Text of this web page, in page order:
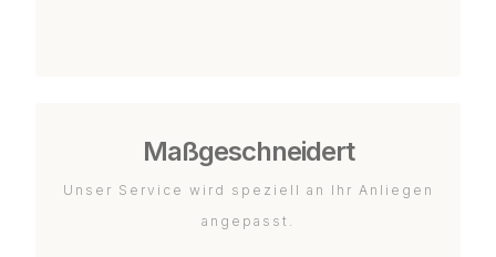
Maßgeschneidert
Unser Service wird speziell an Ihr Anliegen
angepasst.